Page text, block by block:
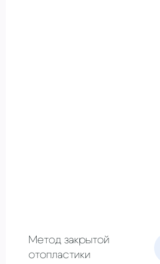
Метод закрытой
отопластики